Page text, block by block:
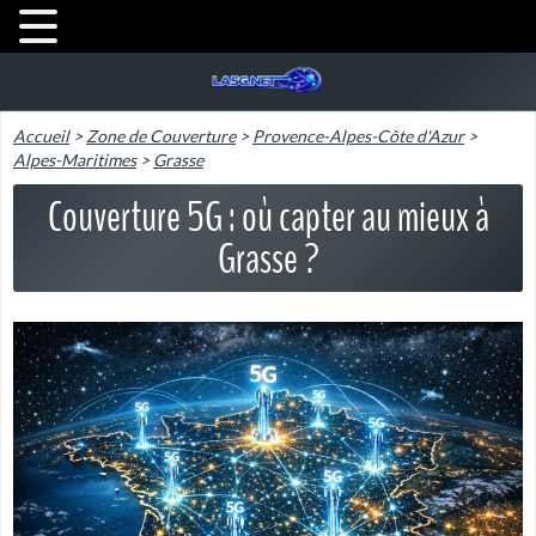
Accueil>Zone de Couverture>Provence-Alpes-Côte d'Azur>
Alpes-Maritimes>Grasse
Couverture 5G : où capter au mieux à
Grasse ?